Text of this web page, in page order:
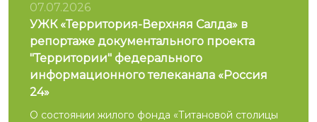
07.07.2026
УЖК «Территория-Верхняя Салда» в
репортаже документального проекта
"Территории" федерального
информационного телеканала «Россия
24»
О состоянии жилого фонда «Титановой столицы